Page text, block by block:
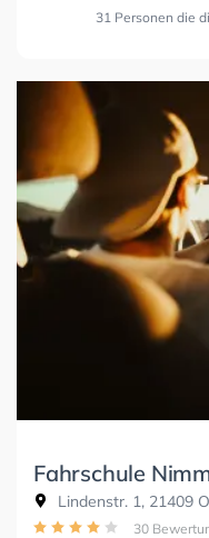
31 Personen die
Fahrschule
Lindenstr. 1, 21409
30